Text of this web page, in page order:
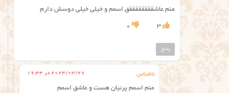
منم عاشققققققققق اسمم و خیلی خیلی دوسش دارم
3
0
پاسخ
ناشناس 2023/03/27 در 19:34
منم اسمم پرنیان هست و عاشق اسمم